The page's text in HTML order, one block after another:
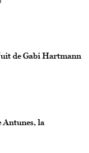
de Gabi Hartmann
Antunes, la